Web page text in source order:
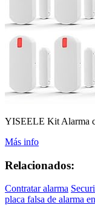
YISEELE Kit Alarma
Más info
Relacionados:
Contratar alarma
placa falsa de alarma